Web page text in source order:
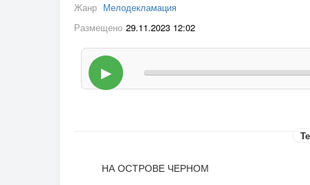
Жанр Мелодекламация
Размещено 29.11.2023 12:02
▶
НА ОСТРОВЕ ЧЕРНОМ